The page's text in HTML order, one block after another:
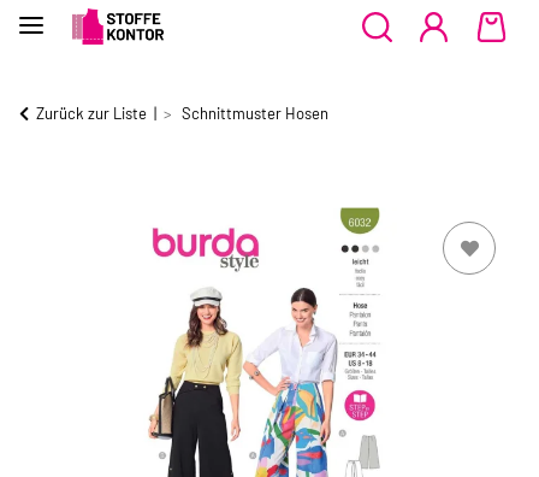
Zurück zur Liste Schnittmuster Hosen